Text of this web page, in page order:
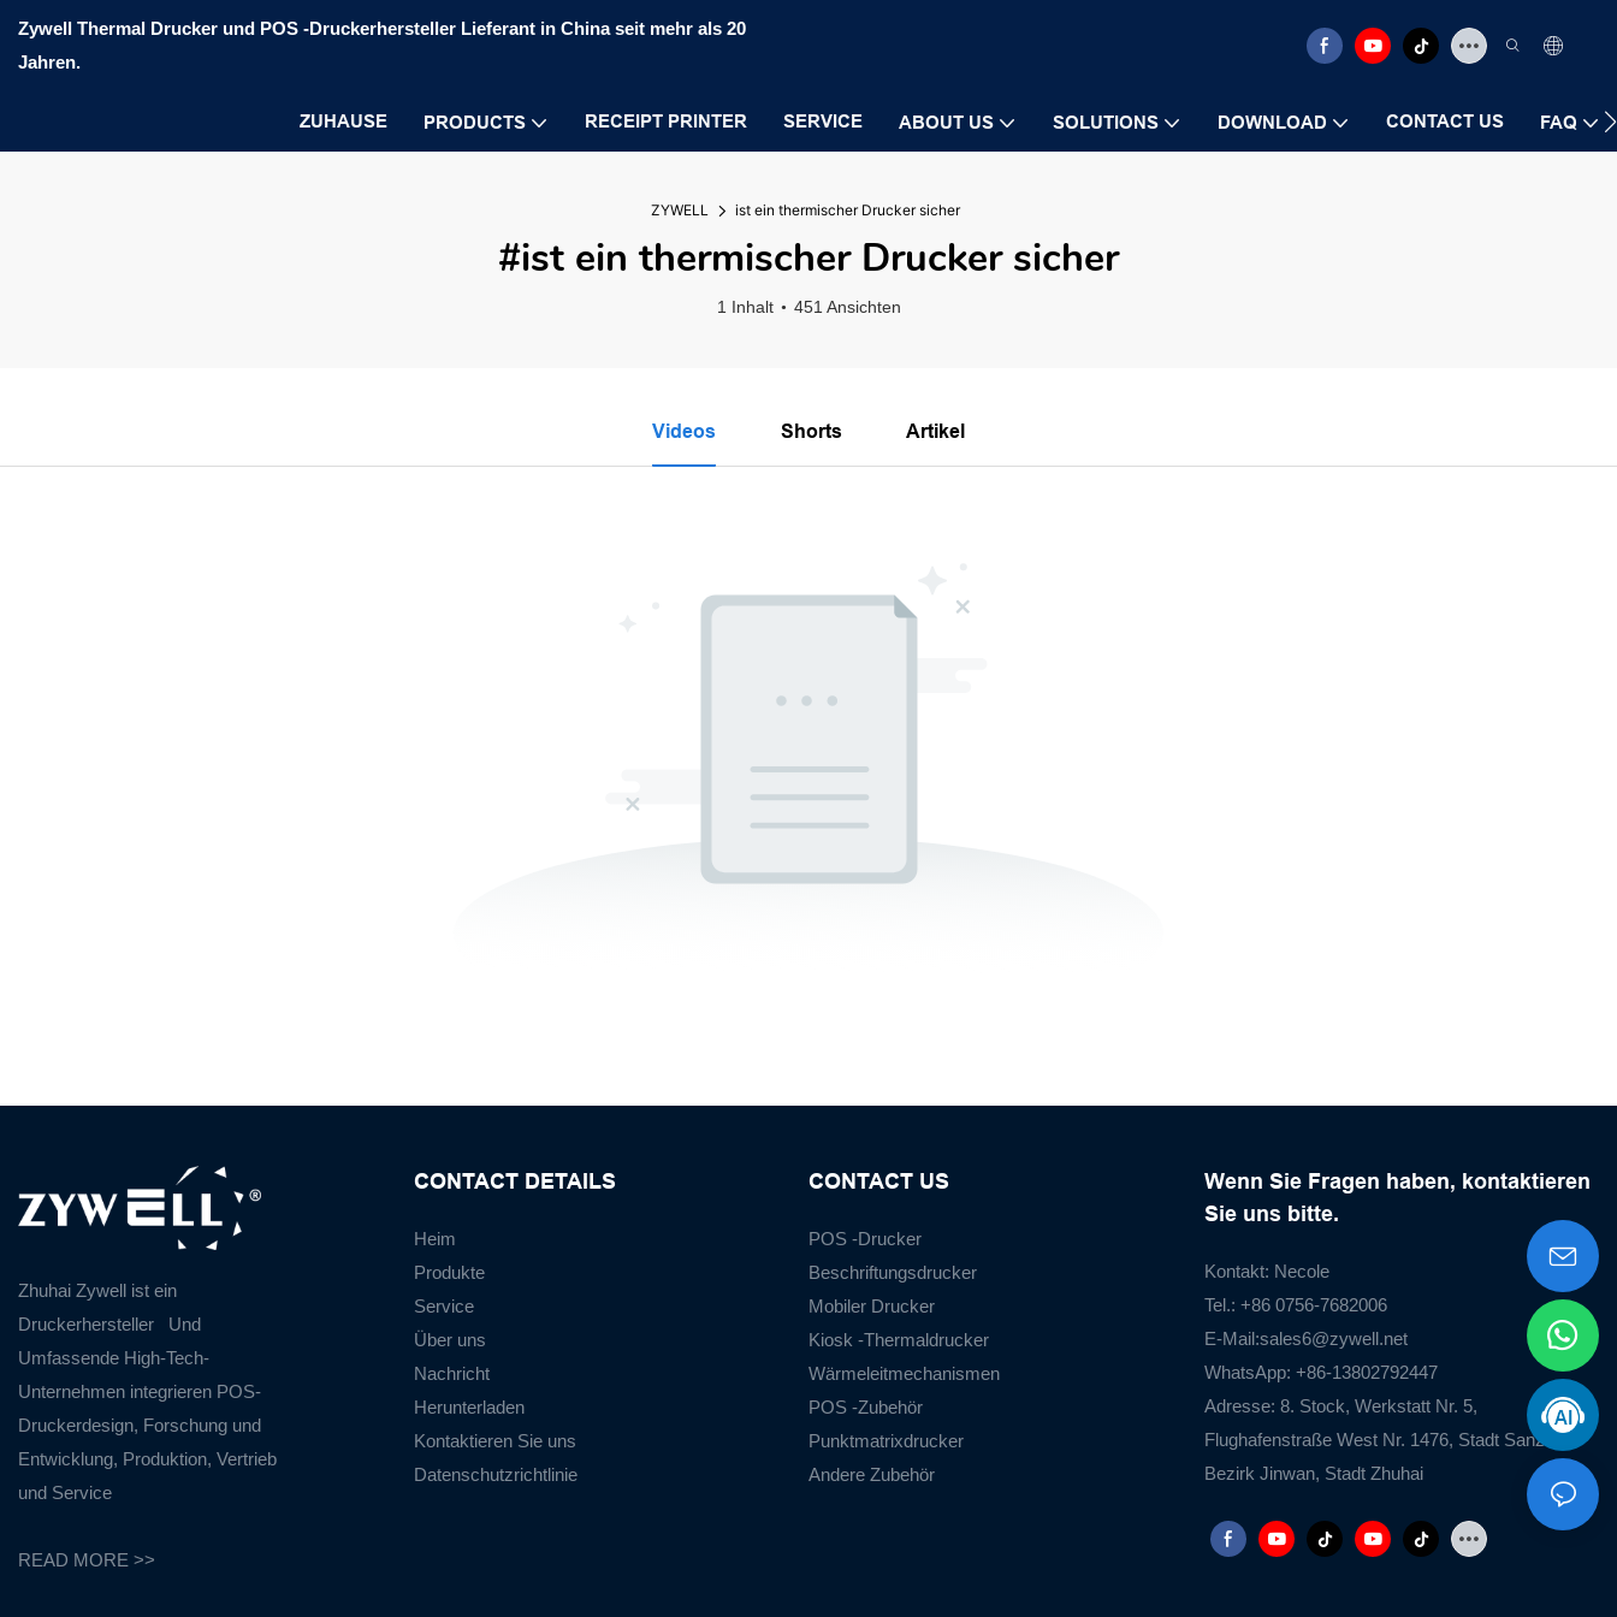
Zywell Thermal Drucker und POS -Druckerhersteller Lieferant in China seit mehr als 20
Jahren.
ZUHAUSE PRODUCTS RECEIPT PRINTER SERVICE ABOUT US SOLUTIONS DOWNLOAD CONTACT US FAQ
ZYWELL ist ein thermischer Drucker sicher
#ist ein thermischer Drucker sicher
1 Inhalt 451 Ansichten
Videos Shorts Artikel
Zhuhai Zywell ist ein
Druckerhersteller
Und
Umfassende High-Tech-
Unternehmen integrieren POS-
Druckerdesign, Forschung und
Entwicklung, Produktion, Vertrieb
und Service
READ MORE >>
CONTACT DETAILS
Heim
Produkte
Service
Über uns
Nachricht
Herunterladen
Kontaktieren Sie uns
Datenschutzrichtlinie
CONTACT US
POS -Drucker
Beschriftungsdrucker
Mobiler Drucker
Kiosk -Thermaldrucker
Wärmeleitmechanismen
POS -Zubehör
Punktmatrixdrucker
Andere Zubehör
Wenn Sie Fragen haben, kontaktieren
Sie uns bitte.
Kontakt: Necole
Tel.: +86 0756-7682006
E-Mail:sales6@zywell.net
WhatsApp: +86-13802792447
Adresse: 8. Stock, Werkstatt Nr. 5,
Flughafenstraße West Nr. 1476, Stadt Sanzao,
Bezirk Jinwan, Stadt Zhuhai